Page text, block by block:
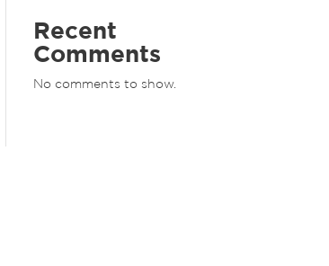
Recent
Comments
No comments to show.